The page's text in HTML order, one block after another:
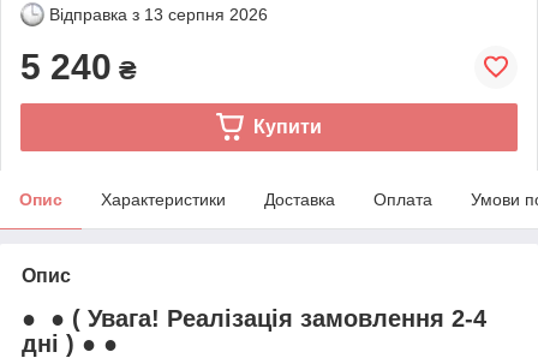
Відправка з 13 серпня 2026
5 240 ₴
Купити
Опис Характеристики Доставка Оплата Умови
Опис
● ● ( Увага! Реалізація замовлення 2-4
дні ) ● ●